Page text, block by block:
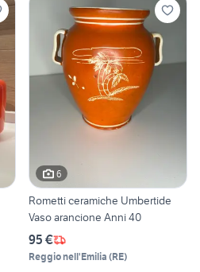
6
Rometti ceramiche Umbertide
Vaso arancione Anni 40
95 €
Reggio nell'Emilia (RE)